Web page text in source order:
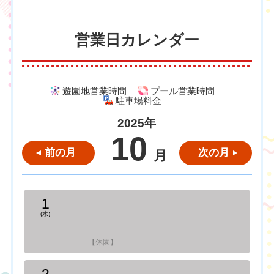
営業日カレンダー
遊園地営業時間
プール営業時間
駐車場料金
前の月
2025年
10 月 次の月
1
(水)
【休園】